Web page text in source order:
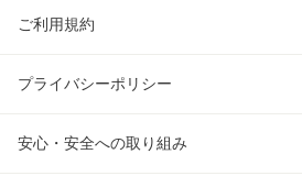
ご利用規約
プライバシーポリシー
安心・安全への取り組み